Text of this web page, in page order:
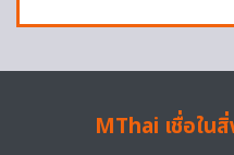
MThai เชื่อใน